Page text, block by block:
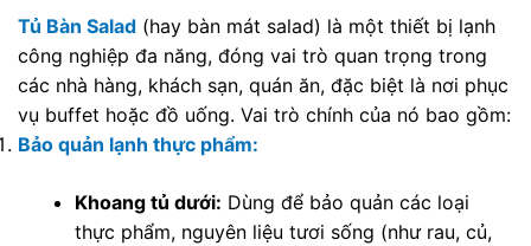
Tủ Bàn Salad (hay bàn mát salad) là một thiết bị lạnh
công nghiệp đa năng, đóng vai trò quan trọng trong
các nhà hàng, khách sạn, quán ăn, đặc biệt là nơi phục
vụ buffet hoặc đồ uống. Vai trò chính của nó bao gồm:
Bảo quản lạnh thực phẩm:
Khoang tủ dưới: Dùng để bảo quản các loại
thực phẩm, nguyên liệu tươi sống (như rau, củ,